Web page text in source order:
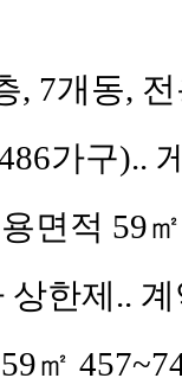
, 7개동,
가구)..
용면적 59
한제..
㎡